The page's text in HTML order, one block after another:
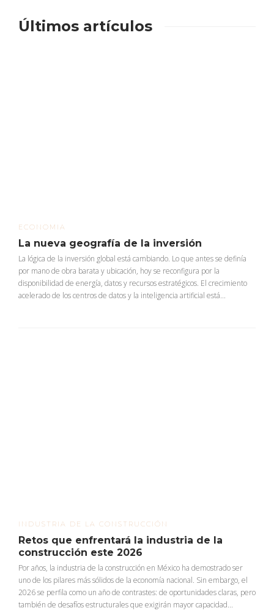
Últimos artículos
ECONOMIA
La nueva geografía de la inversión
La lógica de la inversión global está cambiando. Lo que antes se definía
por mano de obra barata y ubicación, hoy se reconfigura por la
disponibilidad de energía, datos y recursos estratégicos. El crecimiento
acelerado de los centros de datos y la inteligencia artificial está...
INDUSTRIA DE LA CONSTRUCCIÓN
Retos que enfrentará la industria de la
construcción este 2026
Por años, la industria de la construcción en México ha demostrado ser
uno de los pilares más sólidos de la economía nacional. Sin embargo, el
2026 se perfila como un año de contrastes: de oportunidades claras, pero
también de desafíos estructurales que exigirán mayor capacidad...